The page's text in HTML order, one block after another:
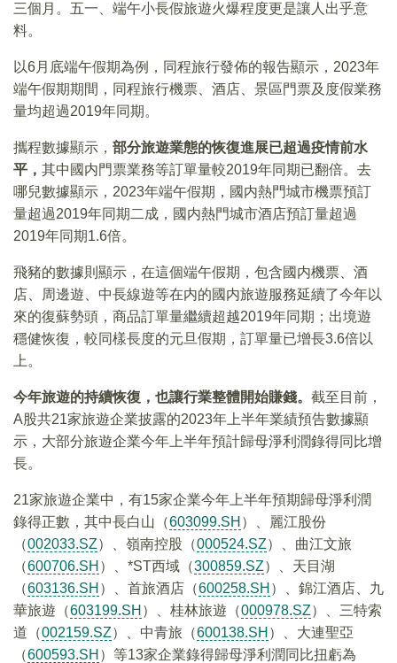
三個月。五一、端午小長假旅遊火爆程度更是讓人出乎意
料。
以6月底端午假期為例，同程旅行發佈的報告顯示，2023年
端午假期期間，同程旅行機票、酒店、景區門票及度假業務
量均超過2019年同期。
攜程數據顯示， 部分旅遊業態的恢復進展已超過疫情前水
平， 其中國内門票業務等訂單量較2019年同期已翻倍。去
哪兒數據顯示，2023年端午假期，國内熱門城市機票預訂
量超過2019年同期二成，國内熱門城市酒店預訂量超過
2019年同期1.6倍。
飛豬的數據則顯示，在這個端午假期，包含國内機票、酒
店、周邊遊、中長線遊等在内的國内旅遊服務延續了今年以
來的復蘇勢頭，商品訂單量繼續超越2019年同期；出境遊
穩健恢復，較同樣長度的元旦假期，訂單量已增長3.6倍以
上。
今年旅遊的持續恢復，也讓行業整體開始賺錢。 截至目前，
A股共21家旅遊企業披露的2023年上半年業績預告數據顯
示，大部分旅遊企業今年上半年預計歸母淨利潤錄得同比增
長。
21家旅遊企業中，有15家企業今年上半年預期歸母淨利潤
錄得正數，其中長白山（603099.SH ）、麗江股份
（002033.SZ）、嶺南控股（000524.SZ）、曲江文旅
（600706.SH ）、*ST西域（300859.SZ）、天目湖
（603136.SH ）、首旅酒店（600258.SH ）、錦江酒店、九
華旅遊（603199.SH ）、桂林旅遊（000978.SZ）、三特索
道（002159.SZ）、中青旅（600138.SH ）、大連聖亞
（600593.SH ）等13家企業錄得歸母淨利潤同比扭虧為